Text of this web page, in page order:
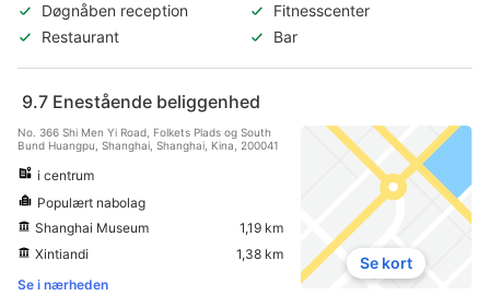
Døgnåben reception
Fitnesscenter
Restaurant
Bar
9.7 Enestående beliggenhed
No. 366 Shi Men Yi Road, Folkets Plads og South
Bund Huangpu, Shanghai, Shanghai, Kina, 200041
i centrum
Populært nabolag
Shanghai Museum
1,19 km
Xintiandi
1,38 km
Se i nærheden
Se kort